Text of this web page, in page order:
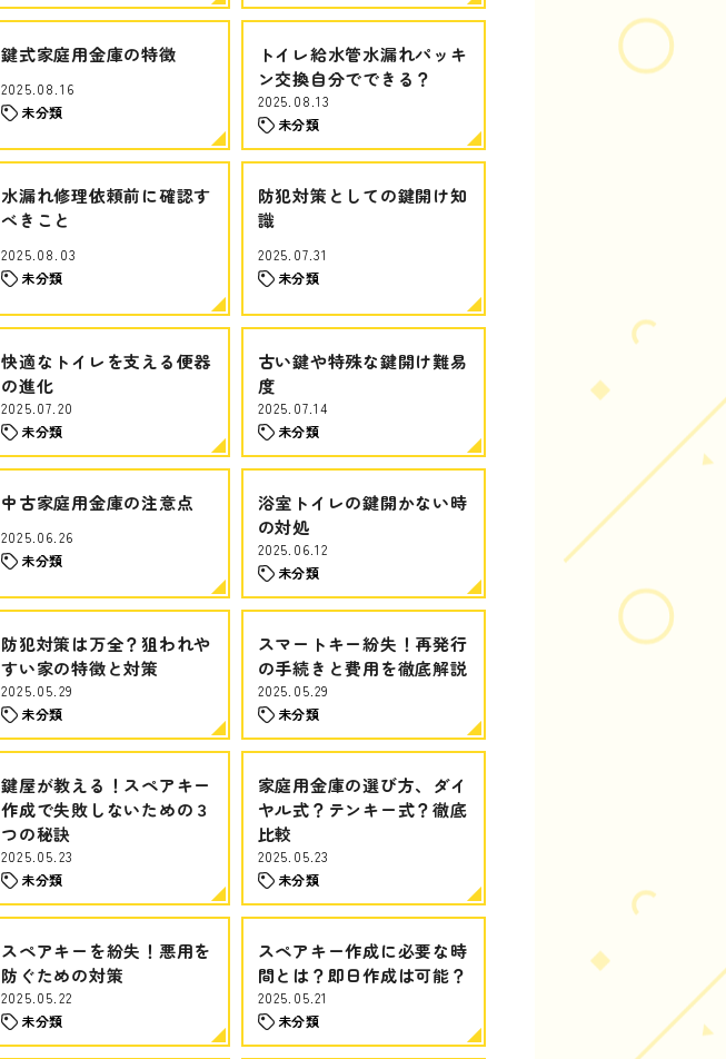
鍵式家庭用金庫の特徴
2025.08.16
未分類
トイレ給水管水漏れパッキ
ン交換自分でできる？
2025.08.13
未分類
水漏れ修理依頼前に確認す
べきこと
2025.08.03
未分類
防犯対策としての鍵開け知
識
2025.07.31
未分類
快適なトイレを支える便器
の進化
2025.07.20
未分類
古い鍵や特殊な鍵開け難易
度
2025.07.14
未分類
中古家庭用金庫の注意点
2025.06.26
未分類
浴室トイレの鍵開かない時
の対処
2025.06.12
未分類
防犯対策は万全？狙われや
すい家の特徴と対策
2025.05.29
未分類
スマートキー紛失！再発行
の手続きと費用を徹底解説
2025.05.29
未分類
鍵屋が教える！スペアキー
作成で失敗しないための３
つの秘訣
2025.05.23
未分類
家庭用金庫の選び方、ダイ
ヤル式？テンキー式？徹底
比較
2025.05.23
未分類
スペアキーを紛失！悪用を
防ぐための対策
2025.05.22
未分類
スペアキー作成に必要な時
間とは？即日作成は可能？
2025.05.21
未分類